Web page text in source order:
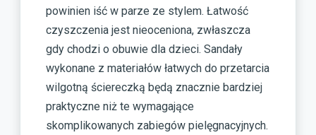
powinien iść w parze ze stylem. Łatwość
czyszczenia jest nieoceniona, zwłaszcza
gdy chodzi o obuwie dla dzieci. Sandały
wykonane z materiałów łatwych do przetarcia
wilgotną ściereczką będą znacznie bardziej
praktyczne niż te wymagające
skomplikowanych zabiegów pielęgnacyjnych.